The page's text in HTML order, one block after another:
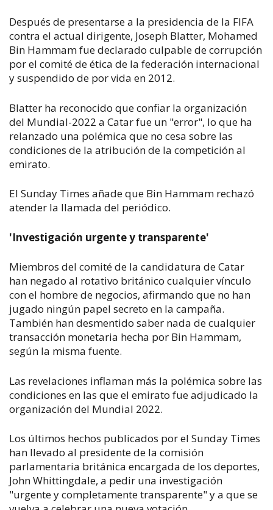
Después de presentarse a la presidencia de la FIFA
contra el actual dirigente, Joseph Blatter, Mohamed
Bin Hammam fue declarado culpable de corrupción
por el comité de ética de la federación internacional
y suspendido de por vida en 2012.
Blatter ha reconocido que confiar la organización
del Mundial-2022 a Catar fue un "error", lo que ha
relanzado una polémica que no cesa sobre las
condiciones de la atribución de la competición al
emirato.
El Sunday Times añade que Bin Hammam rechazó
atender la llamada del periódico.
'Investigación urgente y transparente'
Miembros del comité de la candidatura de Catar
han negado al rotativo británico cualquier vínculo
con el hombre de negocios, afirmando que no han
jugado ningún papel secreto en la campaña.
También han desmentido saber nada de cualquier
transacción monetaria hecha por Bin Hammam,
según la misma fuente.
Las revelaciones inflaman más la polémica sobre las
condiciones en las que el emirato fue adjudicado la
organización del Mundial 2022.
Los últimos hechos publicados por el Sunday Times
han llevado al presidente de la comisión
parlamentaria británica encargada de los deportes,
John Whittingdale, a pedir una investigación
"urgente y completamente transparente" y a que se